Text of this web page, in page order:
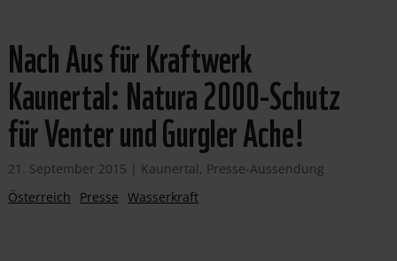
Nach Aus für Kraftwerk
Kaunertal: Natura 2000-Schutz
für Venter und Gurgler Ache!
21. September 2015 | Kaunertal, Presse-Aussendung
Österreich
Presse Wasserkraft